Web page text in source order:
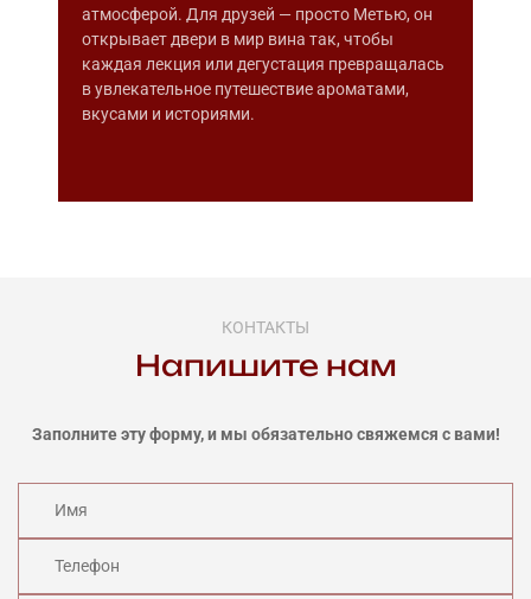
атмосферой. Для друзей — просто Метью, он
открывает двери в мир вина так, чтобы
каждая лекция или дегустация превращалась
в увлекательное путешествие ароматами,
вкусами и историями.
КОНТАКТЫ
Напишите нам
Заполните эту форму, и мы обязательно свяжемся с вами!